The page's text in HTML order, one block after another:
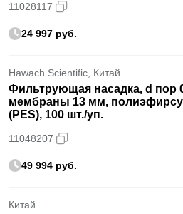
11028117
24 997 руб.
Hawach Scientific, Китай
Фильтрующая насадка, d пор
мембраны 13 мм,
(PES), 100 шт./уп.
11048207
49 994 руб.
Китай